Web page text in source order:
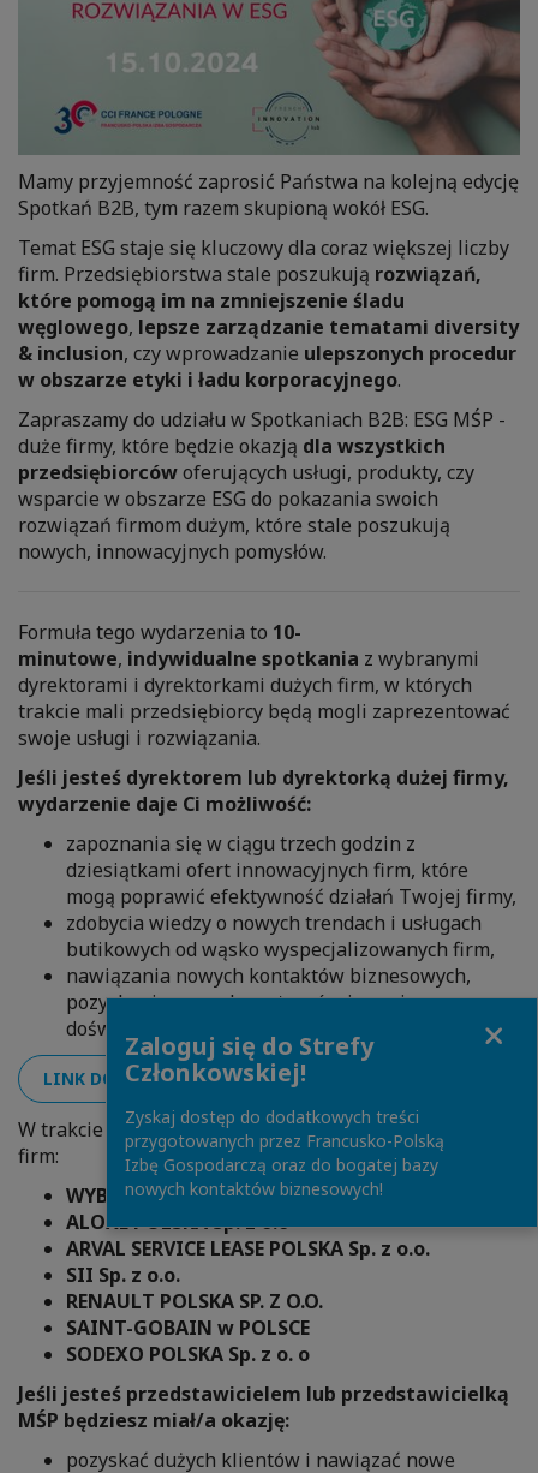
Mamy przyjemność zaprosić Państwa na kolejną edycję
Spotkań B2B, tym razem skupioną wokół ESG.
Temat ESG staje się kluczowy dla coraz większej liczby
firm. Przedsiębiorstwa stale poszukują rozwiązań,
które pomogą im na zmniejszenie śladu
węglowego, lepsze zarządzanie tematami diversity
& inclusion, czy wprowadzanie ulepszonych procedur
w obszarze etyki i ładu korporacyjnego.
Zapraszamy do udziału w Spotkaniach B2B: ESG MŚP -
duże firmy, które będzie okazją dla wszystkich
przedsiębiorcówoferujących usługi, produkty, czy
wsparcie w obszarze ESG do pokazania swoich
rozwiązań firmom dużym, które stale poszukują
nowych, innowacyjnych pomysłów.
Formuła tego wydarzenia to 10-
minutowe, indywidualne spotkania z wybranymi
dyrektorami i dyrektorkami dużych firm, w których
trakcie mali przedsiębiorcy będą mogli zaprezentować
swoje usługi i rozwiązania.
Jeśli jesteś dyrektorem lub dyrektorką dużej firmy,
wydarzenie daje Ci możliwość:
zapoznania się w ciągu trzech godzin z
dziesiątkami ofert innowacyjnych firm, które
mogą poprawić efektywność działań Twojej firmy,
zdobycia wiedzy o nowych trendach i usługach
butikowych od wąsko wyspecjalizowanych firm,
nawiązania nowych kontaktów biznesowych,
pozyskania nowych partnerów i wymiany
doświadczeń z innymi dyrektorami
LINK DO ZAPISÓW DLA DUŻYCH FIRM
W trakcie Forum spotkasz się z Dyrektorami poniższych
firm:
WYBOROWA PERNOD RICARD
ALOXE POLSKA Sp. z o.o
ARVAL SERVICE LEASE POLSKA Sp. z o.o.
SII Sp. z o.o.
RENAULT POLSKA SP. Z O.O.
SAINT-GOBAIN w POLSCE
SODEXO POLSKA Sp. z o. o
Jeśli jesteś przedstawicielem lub przedstawicielką
MŚP będziesz miał/a okazję:
pozyskać dużych klientów i nawiązać nowe
Zaloguj się do Strefy
Członkowskiej!
Zyskaj dostęp do dodatkowych treści
przygotowanych przez Francusko-Polską
Izbę Gospodarczą oraz do bogatej bazy
nowych kontaktów biznesowych!